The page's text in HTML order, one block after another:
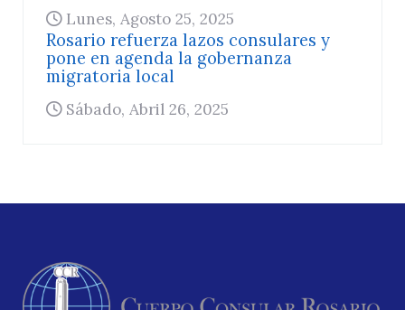
Lunes, Agosto 25, 2025
Rosario refuerza lazos consulares y
pone en agenda la gobernanza
migratoria local
Sábado, Abril 26, 2025